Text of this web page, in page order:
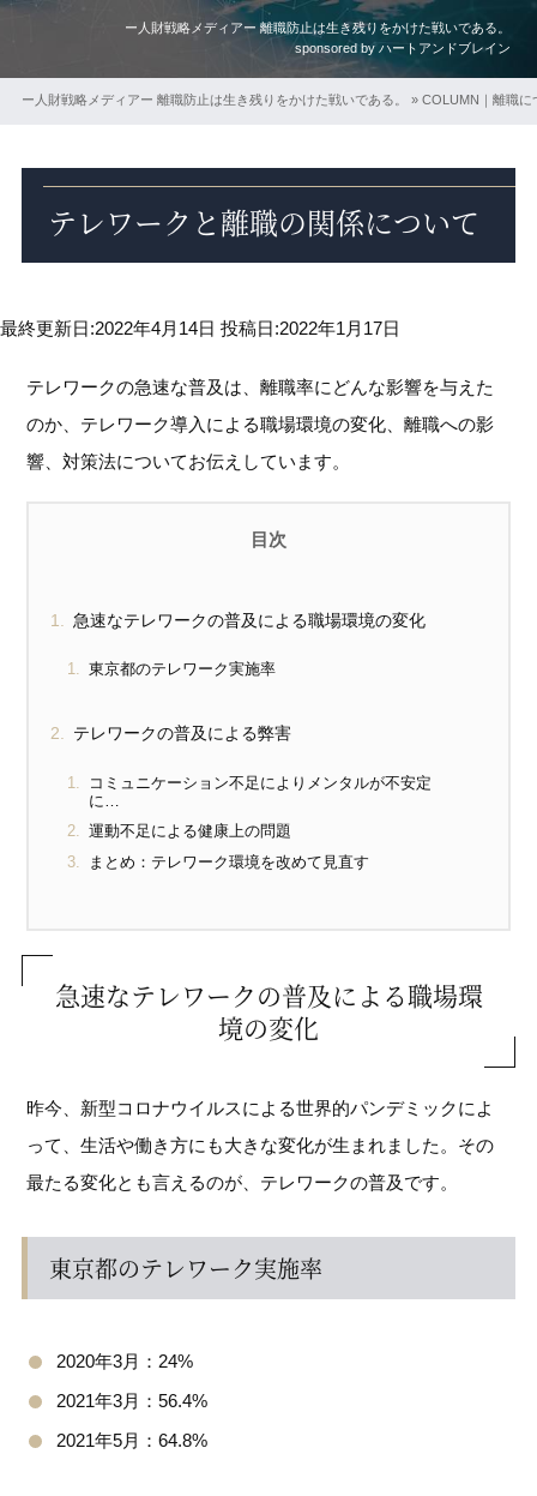
ー人財戦略メディアー 離職防止は生き残りをかけた戦いである。
sponsored by ハートアンドブレイン
ー人財戦略メディアー 離職防止は生き残りをかけた戦いである。 » COLUMN｜離職に
テレワークと離職の関係について
最終更新日:2022年4月14日 投稿日:2022年1月17日
テレワークの急速な普及は、離職率にどんな影響を与えた
のか、テレワーク導入による職場環境の変化、離職への影
響、対策法についてお伝えしています。
急速なテレワークの普及による職場環境の変化
東京都のテレワーク実施率
テレワークの普及による弊害
コミュニケーション不足によりメンタルが不安定
に…
運動不足による健康上の問題
まとめ：テレワーク環境を改めて見直す
急速なテレワークの普及による職場環
境の変化
昨今、新型コロナウイルスによる世界的パンデミックによ
って、生活や働き方にも大きな変化が生まれました。その
最たる変化とも言えるのが、テレワークの普及です。
東京都のテレワーク実施率
2020年3月：24%
2021年3月：56.4%
2021年5月：64.8%